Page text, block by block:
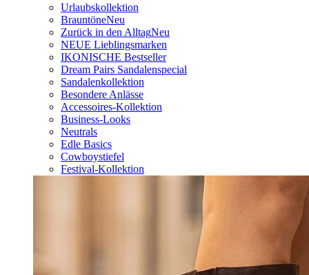
Urlaubskollektion
BrauntöneNeu
Zurück in den AlltagNeu
NEUE Lieblingsmarken
IKONISCHE Bestseller
Dream Pairs Sandalenspecial
Sandalenkollektion
Besondere Anlässe
Accessoires-Kollektion
Business-Looks
Neutrals
Edle Basics
Cowboystiefel
Festival-Kollektion